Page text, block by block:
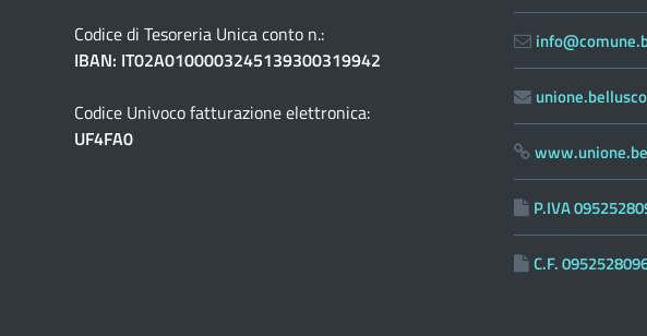
Codice di Tesoreria Unica conto n.:
IBAN: IT02A0100003245139300319942
Codice Univoco fatturazione elettronica:
UF4FA0
P.IVA
C.F.